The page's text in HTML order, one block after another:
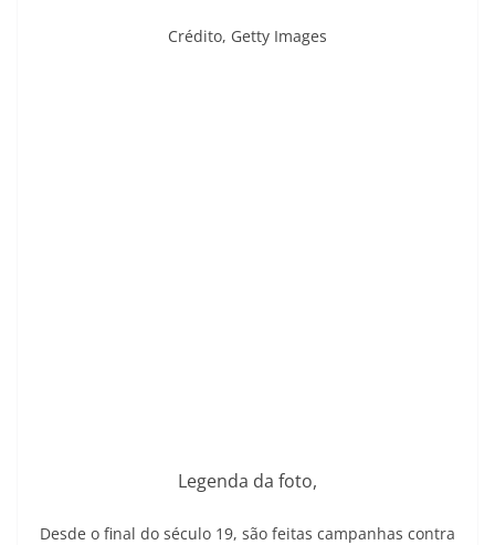
Crédito, Getty Images
Legenda da foto,
Desde o final do século 19, são feitas campanhas contra